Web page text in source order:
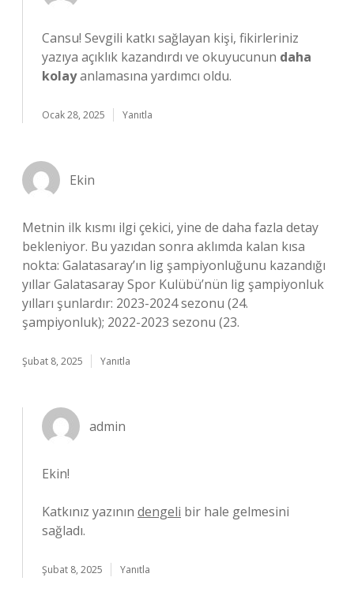
Cansu! Sevgili katkı sağlayan kişi, fikirleriniz
yazıya açıklık kazandırdı ve okuyucunun daha
kolayanlamasına yardımcı oldu.
Ocak 28, 2025 Yanıtla
Ekin
Metnin ilk kısmı ilgi çekici, yine de daha fazla detay
bekleniyor. Bu yazıdan sonra aklımda kalan kısa
nokta: Galatasaray’ın lig şampiyonluğunu kazandığı
yıllar Galatasaray Spor Kulübü’nün lig şampiyonluk
yılları şunlardır: 2023-2024 sezonu (24.
şampiyonluk); 2022-2023 sezonu (23.
Şubat 8, 2025 Yanıtla
admin
Ekin!
Katkınız yazının dengeli bir hale gelmesini
sağladı.
Şubat 8, 2025 Yanıtla